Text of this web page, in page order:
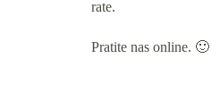
rate.
Pratite nas online. 🙂